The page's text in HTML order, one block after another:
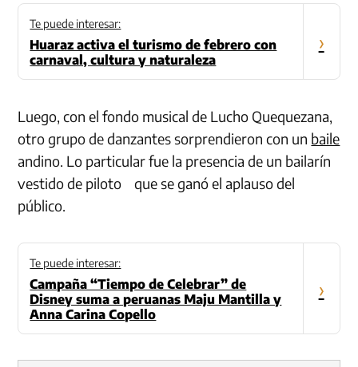
Te puede interesar:
Huaraz activa el turismo de febrero con
carnaval, cultura y naturaleza
›
Luego, con el fondo musical de Lucho Quequezana,
otro grupo de danzantes sorprendieron con un baile
andino. Lo particular fue la presencia de un bailarín
vestido de piloto que se ganó el aplauso del
público.
Te puede interesar:
Campaña “Tiempo de Celebrar” de
Disney suma a peruanas Maju Mantilla y
Anna Carina Copello
›